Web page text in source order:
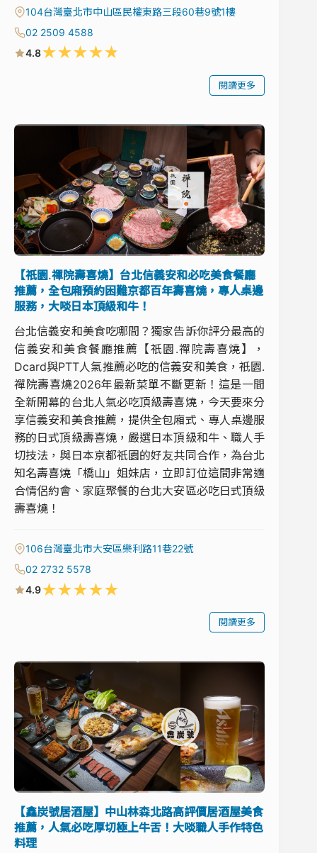
104台灣臺北市中山區民權東路三段60巷9號1樓
02 2509 4588
4.8★★★★★
閱讀更多
【祇園.禪院壽喜燒】台北信義安和必吃美食餐廳
推薦，全包廂預約困難京都百年壽喜燒，專人桌邊
服務，大啖日本頂級和牛！
台北信義安和美食吃哪間？獨家告訴你評分最高的
信義安和美食餐廳推薦【祇園.禪院壽喜燒】，
Dcard與PTT人氣推薦必吃的信義安和美食，祇園.
禪院壽喜燒2026年最新菜單不斷更新！這是一間
全新開幕的台北人氣必吃頂級壽喜燒，今天要來分
享信義安和美食推薦，提供全包廂式、專人桌邊服
務的日式頂級壽喜燒，嚴選日本頂級和牛、職人手
切技法，與日本京都祇園的好友共同合作，為台北
知名壽喜燒「橋山」姐妹店，立即訂位這間非常適
合情侶約會、家庭聚餐的台北大安區必吃日式頂級
壽喜燒！
106台灣臺北市大安區樂利路11巷22號
02 2732 5578
4.9★★★★★
閱讀更多
【鑫炭號居酒屋】中山林森北路高評價居酒屋美食
推薦，人氣必吃厚切極上牛舌！大啖職人手作特色
料理